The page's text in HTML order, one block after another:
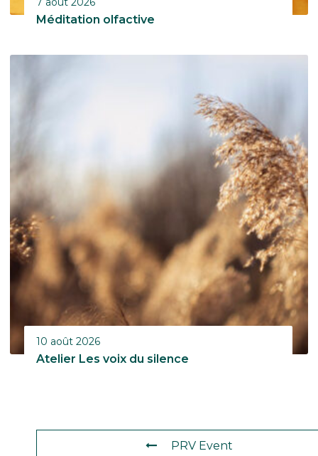
Méditation olfactive
10 août 2026
Atelier Les voix du silence
PRV Event